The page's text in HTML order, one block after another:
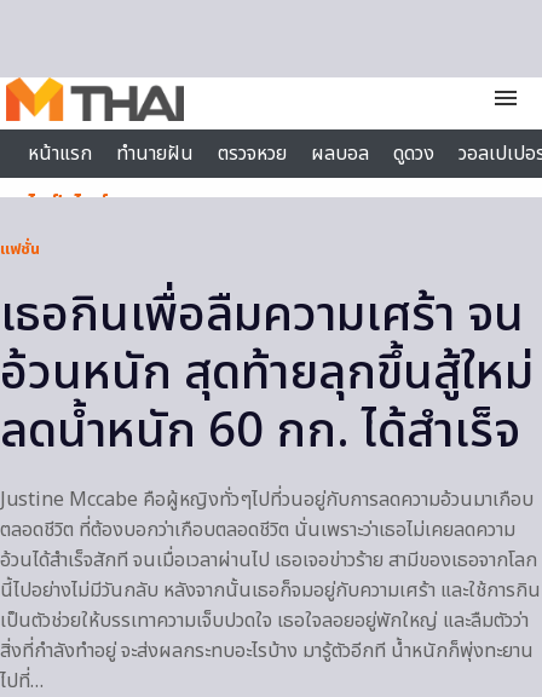
menu
หน้าแรก
ทำนายฝัน ตรวจหวย ผลบอล ดูดวง
วอลเปเป
ไลฟ์สไตล์
แฟชั่น
เธอกินเพื่อลืมความเศร้า จน
อ้วนหนัก สุดท้ายลุกขึ้นสู้ใหม่
ลดน้ำหนัก 60 กก. ได้สำเร็จ
Justine Mccabe คือผู้หญิงทั่วๆไปที่วนอยู่กับการลดความอ้วนมาเกือบ
ตลอดชีวิต ที่ต้องบอกว่าเกือบตลอดชีวิต นั่นเพราะว่าเธอไม่เคยลดความ
อ้วนได้สำเร็จสักที จนเมื่อเวลาผ่านไป เธอเจอข่าวร้าย สามีของเธอจากโลก
นี้ไปอย่างไม่มีวันกลับ หลังจากนั้นเธอก็จมอยู่กับความเศร้า และใช้การกิน
เป็นตัวช่วยให้บรรเทาความเจ็บปวดใจ เธอใจลอยอยู่พักใหญ่ และลืมตัวว่า
สิ่งที่กำลังทำอยู่ จะส่งผลกระทบอะไรบ้าง มารู้ตัวอีกที น้ำหนักก็พุ่งทะยาน
ไปที่…